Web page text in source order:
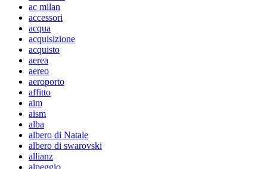
ac milan
accessori
acqua
acquisizione
acquisto
aerea
aereo
aeroporto
affitto
aim
aism
alba
albero di Natale
albero di swarovski
allianz
alpeggio